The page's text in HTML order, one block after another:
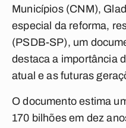
Municípios (CNM),
especial da reforma,
(PSDB-SP), um
destaca a importância
atual e as futuras
O documento estima
170 bilhões em dez